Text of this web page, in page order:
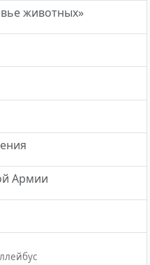
животных»
Армии